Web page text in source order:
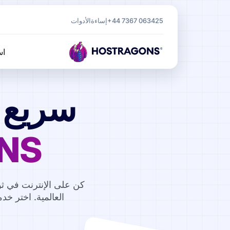
+44 7367 063425 إساءة الأدوات
سريع
العالمية. اختر